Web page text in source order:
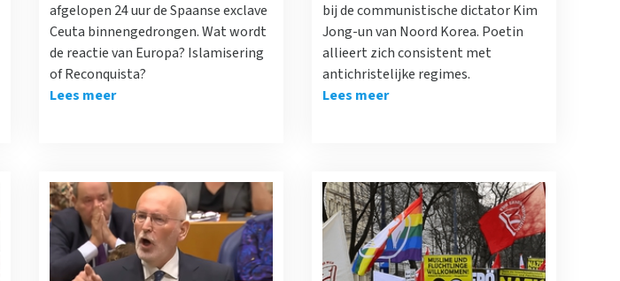
afgelopen 24 uur de Spaanse exclave
Ceuta binnengedrongen. Wat wordt
de reactie van Europa? Islamisering
of Reconquista?
Lees meer
bij de communistische dictator Kim
Jong-un van Noord Korea. Poetin
allieert zich consistent met
antichristelijke regimes.
Lees meer